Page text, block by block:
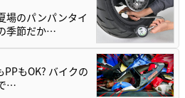
場のパンパンタイ
季節だか…
PPもOK? バイクの
…